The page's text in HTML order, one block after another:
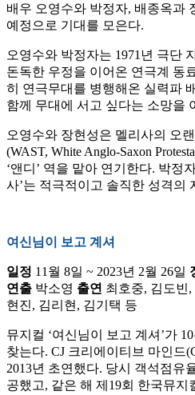
배우 오영수와 박정자, 배종옥과
예정으로 기대를 모은다.
오영수와 박정자는 1971년 극단
돈독한 우정을 이어온 연극계 동
히 연극무대를 병행해온 실력파
함께 무대에 서고 싶다는 소망을
오영수와 장현성은 멜리사의 오
(WAST, White Anglo-Saxon
‘앤디’ 역을 맡아 연기한다. 박정
사’는 적극적이고 솔직한 성격의
여신님이 보고 계셔
일정 11월 8일 ~ 2023년 2월 26일
연출 박소영 출연 최호중, 김도빈
현진, 김리현, 김기택 등
뮤지컬 ‘여신님이 보고 계셔’가
찾는다. CJ 크리에이티브 마인드
2013년 초연했다. 당시 객석점유
공했고, 같은 해 제19회 한국뮤지